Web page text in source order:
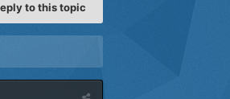
to this topic